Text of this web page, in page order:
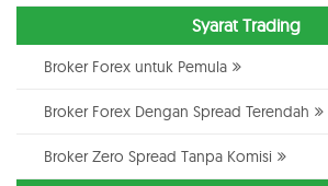
Syarat Trading
Broker Forex untuk Pemula
Broker Forex Dengan Spread Terendah
Broker Zero Spread Tanpa Komisi